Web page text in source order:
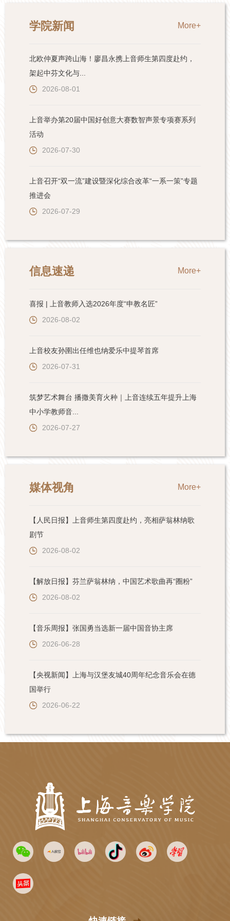
学院新闻 More+
北欧仲夏声跨山海！廖昌永携上音师生第四度赴约，
架起中芬文化与...
2026-08-01
上音举办第20届中国好创意大赛数智声景专项赛系列
活动
2026-07-30
上音召开“双一流”建设暨深化综合改革“一系一策”专题
推进会
2026-07-29
信息速递 More+
喜报 | 上音教师入选2026年度“申教名匠”
2026-08-02
上音校友孙圉出任维也纳爱乐中提琴首席
2026-07-31
筑梦艺术舞台 播撒美育火种｜上音连续五年提升上海
中小学教师音...
2026-07-27
媒体视角 More+
【人民日报】上音师生第四度赴约，亮相萨翁林纳歌
剧节
2026-08-02
【解放日报】芬兰萨翁林纳，中国艺术歌曲再“圈粉”
2026-08-02
【音乐周报】张国勇当选新一届中国音协主席
2026-06-28
【央视新闻】上海与汉堡友城40周年纪念音乐会在德
国举行
2026-06-22